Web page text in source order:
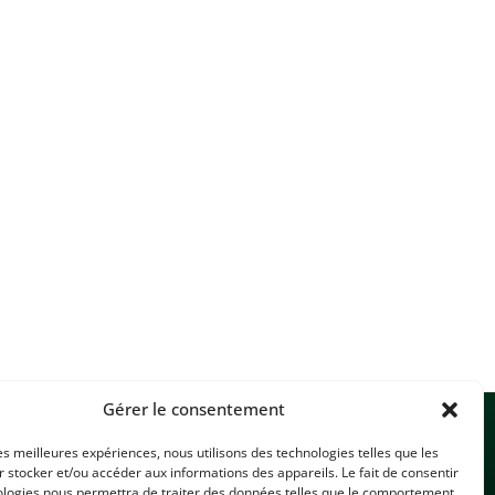
Gérer le consentement
meilleures expériences, nous utilisons des technologies telles que les
stocker et/ou accéder aux informations des appareils. Le fait de consentir